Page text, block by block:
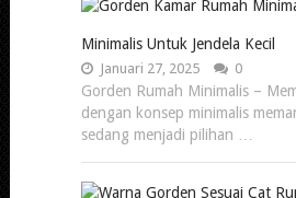
Minimalis Untuk Jendela Kecil
Januari 27, 2025 0
Gorden Rumah Minimalis –
dengan konsep minimalis
sedang menjadi pilihan …